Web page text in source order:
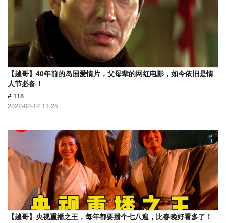
【越哥】40年前的岛国爱情片，父母辈的网红电影，如今依旧是情
人节必备！
# 118
2022-02-12 11:25
【越哥】央视重播之王，每年都要播个七八遍，比春晚好看多了！